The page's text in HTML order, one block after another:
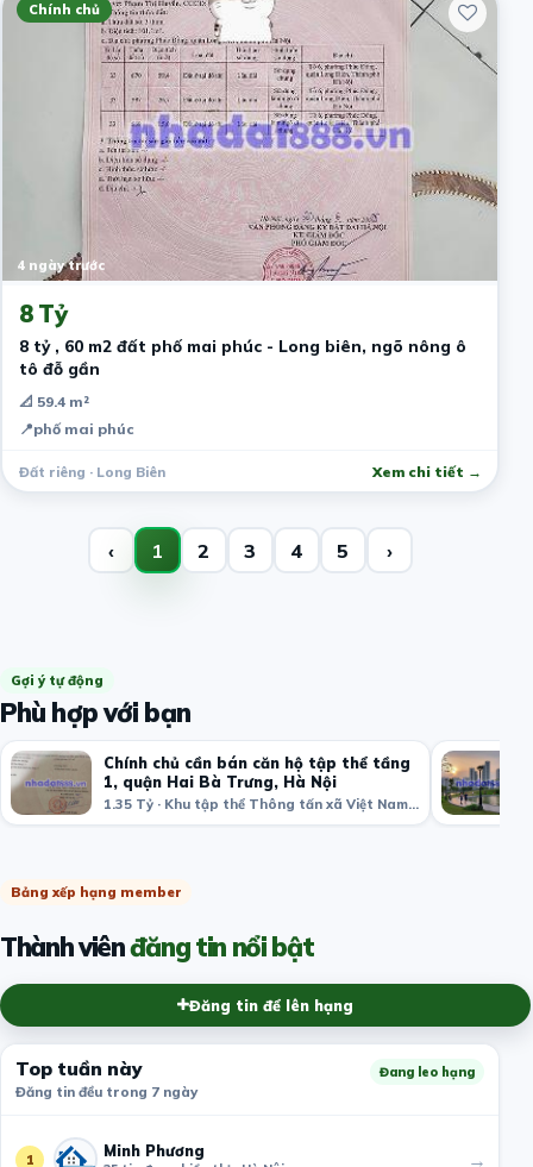
Chính chủ
4 ngày trước
8 Tỷ
8 tỷ , 60 m2 đất phố mai phúc - Long biên, ngõ nông ô
tô đỗ gần
📐 59.4 m²
📍phố mai phúc
Đất riêng · Long Biên Xem chi tiết →
‹ 1 2 3 4 5 ›
Gợi ý tự động
Phù hợp với bạn
Chính chủ cần bán căn hộ tập thể tầng
1, quận Hai Bà Trưng, Hà Nội
1.35 Tỷ · Khu tập thể Thông tấn xã Việt Nam, Bạch Mai, Hai Bà Trưng, Hà Nội, Việt Nam
Bảng xếp hạng member
Thành viênđăng tin nổi bật
Đăng tin để lên hạng
Top tuần này
Đăng tin đều trong 7 ngày
Đang leo hạng
1 Minh Phương →